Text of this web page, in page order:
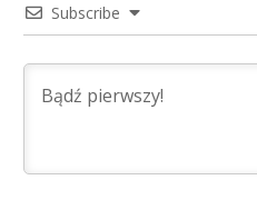
Subscribe